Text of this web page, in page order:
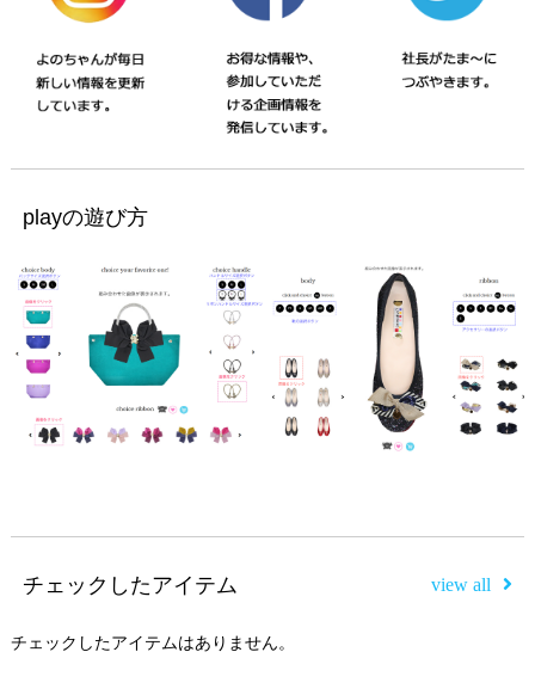
playの遊び方
チェックしたアイテム view all
チェックしたアイテムはありません。